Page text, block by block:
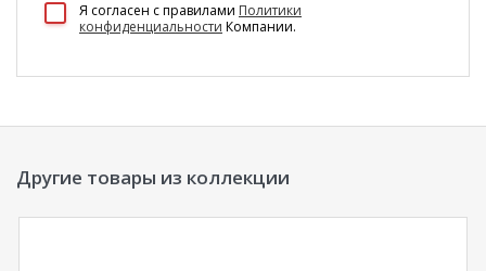
Я согласен c правилами Политики
конфиденциальности Компании.
Другие товары из коллекции